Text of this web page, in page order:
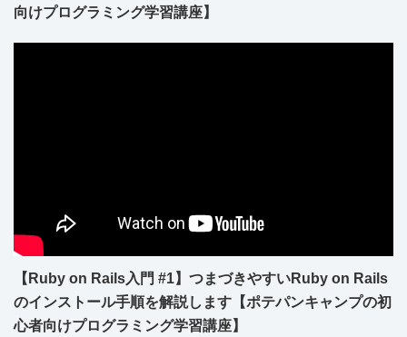
向けプログラミング学習講座】
【Ruby on Rails入門 #1】つまづきやすいRuby on Rails
のインストール手順を解説します【ポテパンキャンプの初
心者向けプログラミング学習講座】